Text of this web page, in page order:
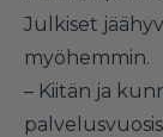
Julkiset
myöhemmin.
– Kiitän ja